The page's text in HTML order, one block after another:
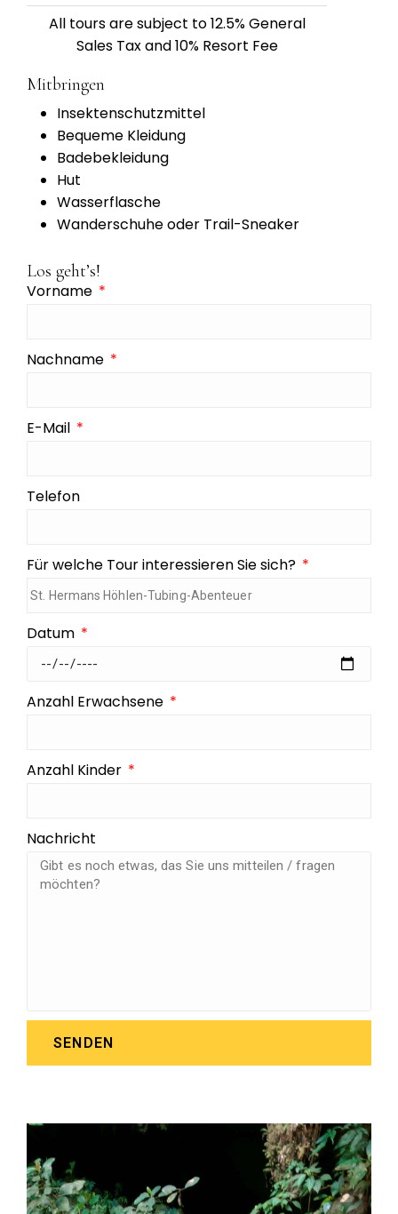
All tours are subject to 12.5% General
Sales Tax and 10% Resort Fee
Mitbringen
Insektenschutzmittel
Bequeme Kleidung
Badebekleidung
Hut
Wasserflasche
Wanderschuhe oder Trail-Sneaker
Los geht’s!
Vorname
Nachname
E-Mail
Telefon
Für welche Tour interessieren Sie sich?
Datum
Anzahl Erwachsene
Anzahl Kinder
Nachricht
SENDEN